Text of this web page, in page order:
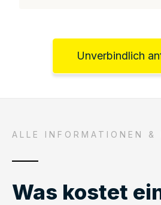
Unverbindlich
ALLE INFORMATIONEN &
Was kostet